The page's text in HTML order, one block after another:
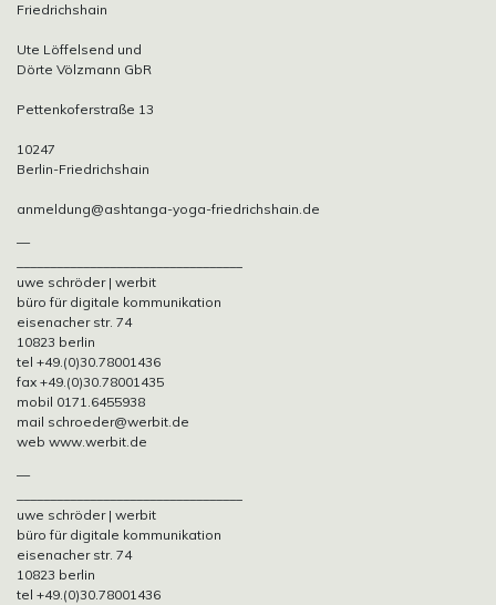
Friedrichshain
Ute Löffelsend und
Dörte Völzmann GbR
Pettenkoferstraße 13
10247
Berlin-Friedrichshain
anmeldung@ashtanga-yoga-friedrichshain.de
—
uwe schröder | werbit
büro für digitale kommunikation
eisenacher str. 74
10823 berlin
tel +49.(0)30.78001436
fax +49.(0)30.78001435
mobil 0171.6455938
mail schroeder@werbit.de
web www.werbit.de
—
uwe schröder | werbit
büro für digitale kommunikation
eisenacher str. 74
10823 berlin
tel +49.(0)30.78001436